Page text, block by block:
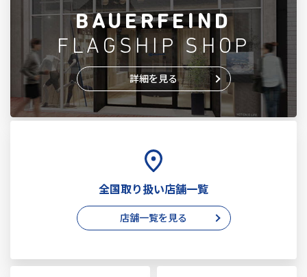
BAUERFEIND
FLAGSHIP SHOP
詳細を見る
全国取り扱い店舗一覧
店舗一覧を見る